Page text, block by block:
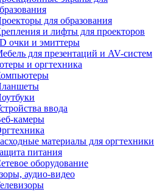
для образования
и лифты для проекторов
очки и эмиттеры
для презентаций и AV-систем
и оргтехника
ввода
камеры
материалы для оргтехники
питания
оборудование
аудио-видео